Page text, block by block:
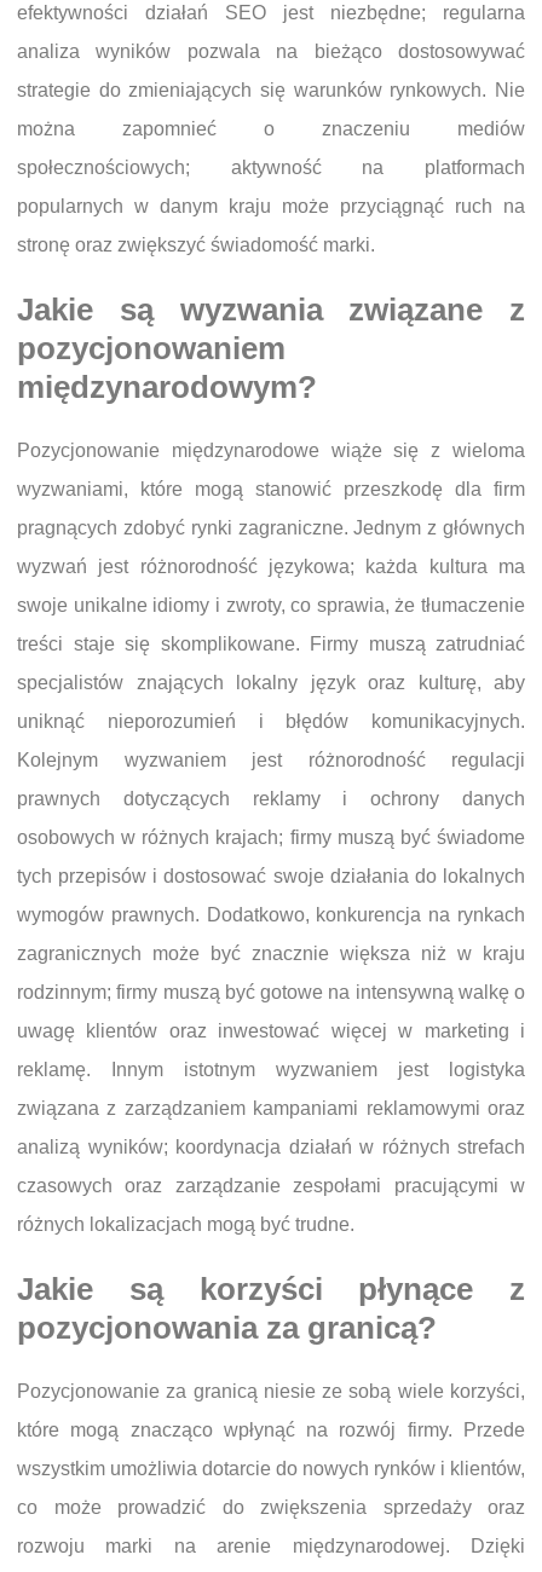
efektywności działań SEO jest niezbędne; regularna
analiza wyników pozwala na bieżąco dostosowywać
strategie do zmieniających się warunków rynkowych. Nie
można zapomnieć o znaczeniu mediów
społecznościowych; aktywność na platformach
popularnych w danym kraju może przyciągnąć ruch na
stronę oraz zwiększyć świadomość marki.
Jakie są wyzwania związane z
pozycjonowaniem
międzynarodowym?
Pozycjonowanie międzynarodowe wiąże się z wieloma
wyzwaniami, które mogą stanowić przeszkodę dla firm
pragnących zdobyć rynki zagraniczne. Jednym z głównych
wyzwań jest różnorodność językowa; każda kultura ma
swoje unikalne idiomy i zwroty, co sprawia, że tłumaczenie
treści staje się skomplikowane. Firmy muszą zatrudniać
specjalistów znających lokalny język oraz kulturę, aby
uniknąć nieporozumień i błędów komunikacyjnych.
Kolejnym wyzwaniem jest różnorodność regulacji
prawnych dotyczących reklamy i ochrony danych
osobowych w różnych krajach; firmy muszą być świadome
tych przepisów i dostosować swoje działania do lokalnych
wymogów prawnych. Dodatkowo, konkurencja na rynkach
zagranicznych może być znacznie większa niż w kraju
rodzinnym; firmy muszą być gotowe na intensywną walkę o
uwagę klientów oraz inwestować więcej w marketing i
reklamę. Innym istotnym wyzwaniem jest logistyka
związana z zarządzaniem kampaniami reklamowymi oraz
analizą wyników; koordynacja działań w różnych strefach
czasowych oraz zarządzanie zespołami pracującymi w
różnych lokalizacjach mogą być trudne.
Jakie są korzyści płynące z
pozycjonowania za granicą?
Pozycjonowanie za granicą niesie ze sobą wiele korzyści,
które mogą znacząco wpłynąć na rozwój firmy. Przede
wszystkim umożliwia dotarcie do nowych rynków i klientów,
co może prowadzić do zwiększenia sprzedaży oraz
rozwoju marki na arenie międzynarodowej. Dzięki